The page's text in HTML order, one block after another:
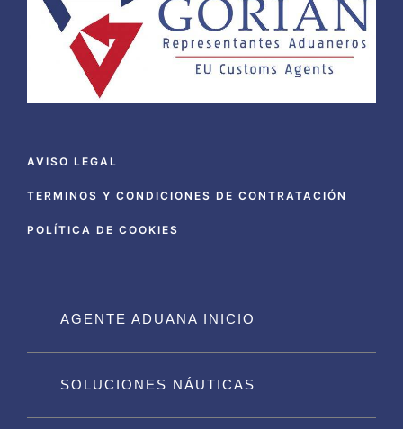
AVISO LEGAL
TERMINOS Y CONDICIONES DE CONTRATACIÓN
POLÍTICA DE COOKIES
AGENTE ADUANA INICIO
SOLUCIONES NÁUTICAS